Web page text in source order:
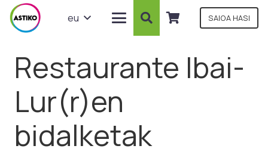
eu SAIOA HASI
Restaurante Ibai-
Lur(r)en
bidalketak